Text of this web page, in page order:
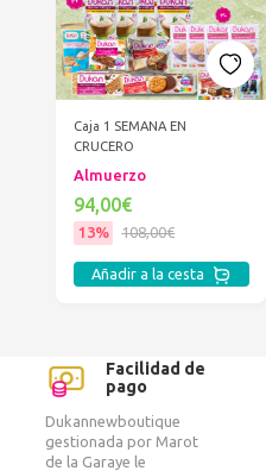
Caja 1 SEMANA EN
CRUCERO
Almuerzo
94,00€
13% 108,00€
Añadir a la cesta
Facilidad de
pago
Dukannewboutique
gestionada por Marot
de la Garaye le